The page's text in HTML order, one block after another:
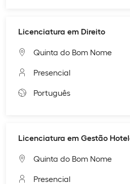
Licenciatura em Direito
Quinta do Bom Nome
Presencial
Português
Licenciatura em Gestão
Quinta do Bom Nome
Presencial